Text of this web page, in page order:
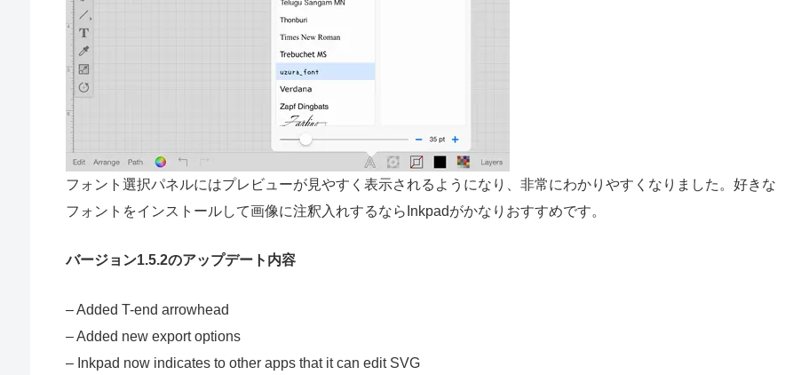
フォント選択パネルにはプレビューが見やすく表示されるようになり、非常にわかりやすくなりました。好きな
フォントをインストールして画像に注釈入れするならInkpadがかなりおすすめです。
バージョン1.5.2のアップデート内容
– Added T-end arrowhead
– Added new export options
– Inkpad now indicates to other apps that it can edit SVG